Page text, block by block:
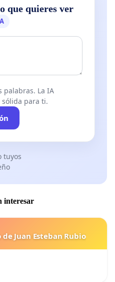
que quieres ver
palabras. La IA
para ti.
tuyos
interesar
Juan Esteban Rubio